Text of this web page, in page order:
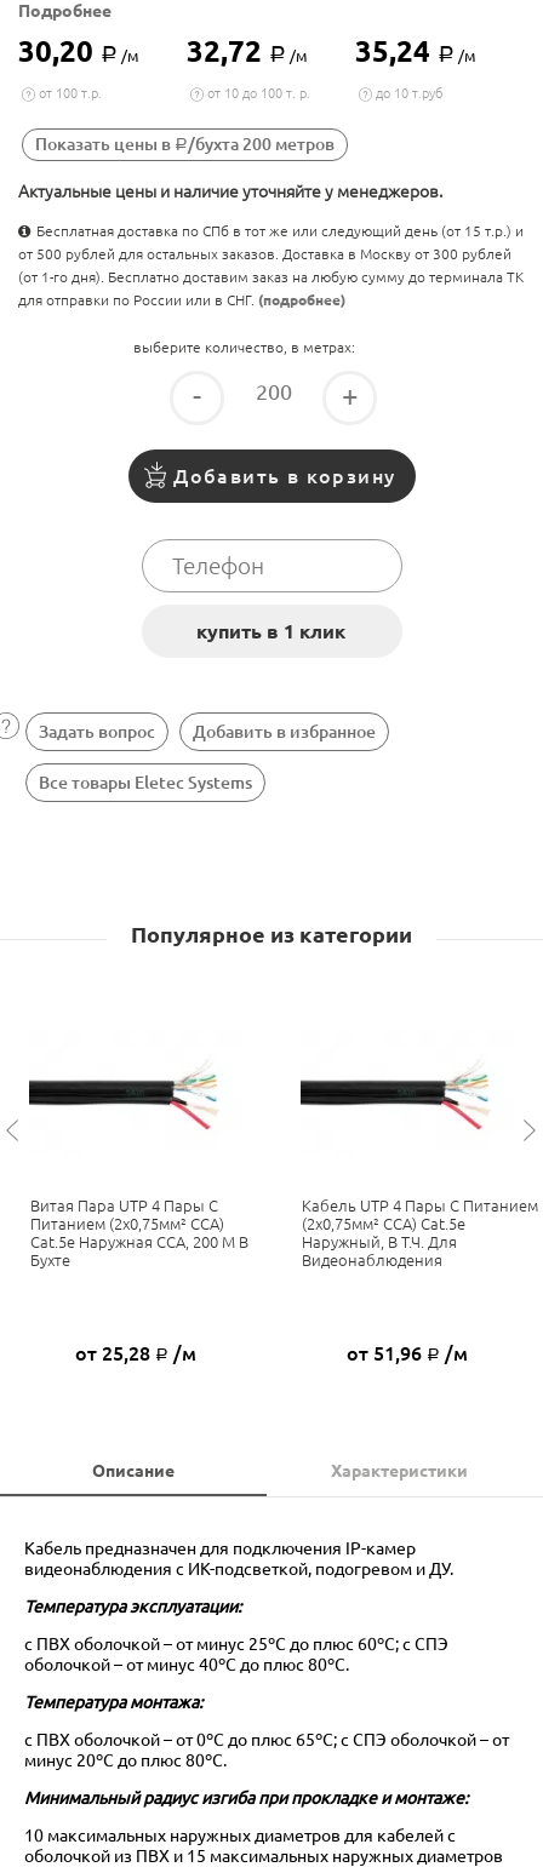
Подробнее
30,20 Р /м 32,72 Р /м 35,24 Р /м
от 100 т.р. от 10 до 100 т. р. до 10 т.руб
Показать цены в Р /бухта 200 метров
Актуальные цены и наличие уточняйте у менеджеров.
Бесплатная доставка по СПб в тот же или следующий день (от 15 т.р.) и
от 500 рублей для остальных заказов. Доставка в Москву от 300 рублей
(от 1-го дня). Бесплатно доставим заказ на любую сумму до терминала ТК
для отправки по России или в СНГ. (подробнее)
выберите количество, в метрах:
- +
Добавить в корзину
Задать вопрос Добавить в избранное
Все товары Eletec Systems
Популярное из категории
Витая Пара UTP 4 Пары C
Питанием (2x0,75мм² CCA)
Cat.5e Наружная CCA, 200 М В
Бухте
от 25,28 Р /м
Кабель UTP 4 Пары С Питанием
(2x0,75мм² CCA) Cat.5e
Наружный, В Т.ч. Для
Видеонаблюдения
от 51,96 Р /м
Описание Характеристики
Кабель предназначен для подключения IP-камер
видеонаблюдения с ИК-подсветкой, подогревом и ДУ.
Температура эксплуатации:
с ПВХ оболочкой – от минус 25ºС до плюс 60ºС; с СПЭ
оболочкой – от минус 40ºС до плюс 80ºС.
Температура монтажа:
с ПВХ оболочкой – от 0ºС до плюс 65ºС; с СПЭ оболочкой – от
минус 20ºС до плюс 80ºС.
Минимальный радиус изгиба при прокладке и монтаже:
10 максимальных наружных диаметров для кабелей с
оболочкой из ПВХ и 15 максимальных наружных диаметров